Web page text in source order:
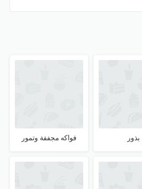
بذور فواكه مجففة وتمور